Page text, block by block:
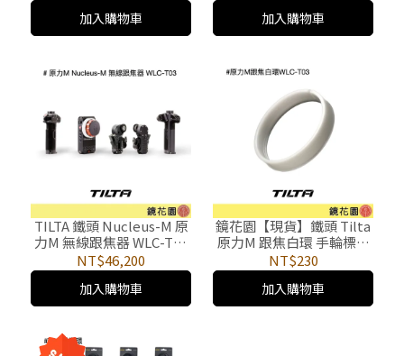
加入購物車 加入購物車
TILTA 鐵頭 Nucleus-M 原
力M 無線跟焦器 WLC-T03
►公司貨
NT$46,200
加入購物車
鏡花園【現貨】鐵頭 Tilta
原力M 跟焦白環 手輪標記
白環 追焦 WLC-T03-MD-1
NT$230
加入購物車